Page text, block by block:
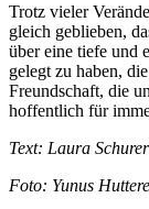
Trotz vieler
gleich geblieben,
über eine tiefe und
gelegt zu haben,
Freundschaft, die
hoffentlich für
Text: Laura Schurer
Foto: Yunus